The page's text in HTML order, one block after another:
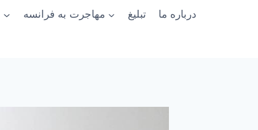
مهاجرت به فرانسه تبلیغ درباره ما